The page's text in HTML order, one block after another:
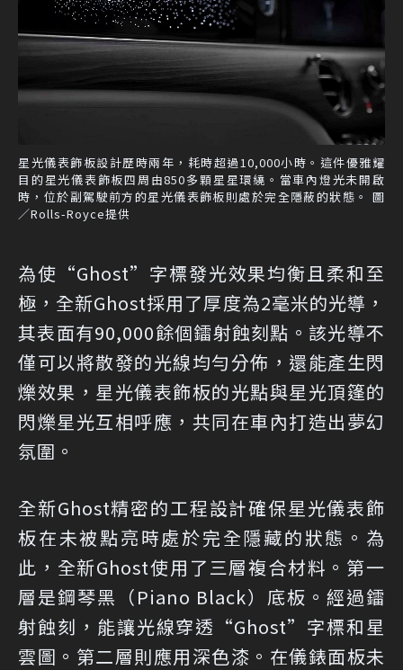
星光儀表飾板設計歷時兩年，耗時超過10,000小時。這件優雅耀
目的星光儀表飾板四周由850多顆星星環繞。當車內燈光未開啟
時，位於副駕駛前方的星光儀表飾板則處於完全隱蔽的狀態。 圖
／Rolls-Royce提供
為使“Ghost”字標發光效果均衡且柔和至
極，全新Ghost採用了厚度為2毫米的光導，
其表面有90,000餘個鐳射蝕刻點。該光導不
僅可以將散發的光線均勻分佈，還能產生閃
爍效果，星光儀表飾板的光點與星光頂篷的
閃爍星光互相呼應，共同在車內打造出夢幻
氛圍。
全新Ghost精密的工程設計確保星光儀表飾
板在未被點亮時處於完全隱藏的狀態。為
此，全新Ghost使用了三層複合材料。第一
層是鋼琴黑（Piano Black）底板。經過鐳
射蝕刻，能讓光線穿透“Ghost”字標和星
雲圖。第二層則應用深色漆。在儀錶面板未